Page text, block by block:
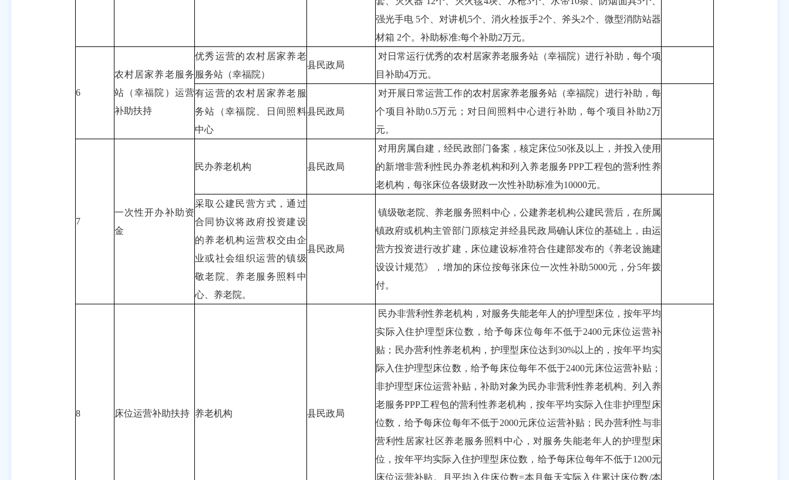
强光手电 5个、对讲机5个、消火栓扳手2个、斧头2个、微型消防站器
材箱 2个。补助标准:每个补助2万元。
6
农村居家养老服务
站（幸福院）运营
补助扶持
优秀运营的农村居家养老
服务站（幸福院）
县民政局
对日常运行优秀的农村居家养老服务站（幸福院）进行补助，每个项
目补助4万元。
有运营的农村居家养老服
务站（幸福院、日间照料
中心
县民政局
对开展日常运营工作的农村居家养老服务站（幸福院）进行补助，每
个项目补助0.5万元；对日间照料中心进行补助，每个项目补助2万
元。
7
一次性开办补助资
金
民办养老机构 县民政局
对用房属自建，经民政部门备案，核定床位50张及以上，并投入使用
的新增非营利性民办养老机构和列入养老服务PPP工程包的营利性养
老机构，每张床位各级财政一次性补助标准为10000元。
采取公建民营方式，通过
合同协议将政府投资建设
的养老机构运营权交由企
业或社会组织运营的镇级
敬老院、养老服务照料中
心、养老院。
县民政局
镇级敬老院、养老服务照料中心，公建养老机构公建民营后，在所属
镇政府或机构主管部门原核定并经县民政局确认床位的基础上，由运
营方投资进行改扩建，床位建设标准符合住建部发布的《养老设施建
设设计规范》，增加的床位按每张床位一次性补助5000元，分5年拨
付。
8 床位运营补助扶持 养老机构 县民政局
民办非营利性养老机构，对服务失能老年人的护理型床位，按年平均
实际入住护理型床位数，给予每床位每年不低于2400元床位运营补
贴；民办营利性养老机构，护理型床位达到30%以上的，按年平均实
际入住护理型床位数，给予每床位每年不低于2400元床位运营补贴；
非护理型床位运营补贴，补助对象为民办非营利性养老机构、列入养
老服务PPP工程包的营利性养老机构，按年平均实际入住非护理型床
位数，给予每床位每年不低于2000元床位运营补贴；民办营利性与非
营利性居家社区养老服务照料中心，对服务失能老年人的护理型床
位，按年平均实际入住护理型床位数，给予每床位每年不低于1200元
床位运营补贴。月平均入住床位数=本月每天实际入住累计床位数/本